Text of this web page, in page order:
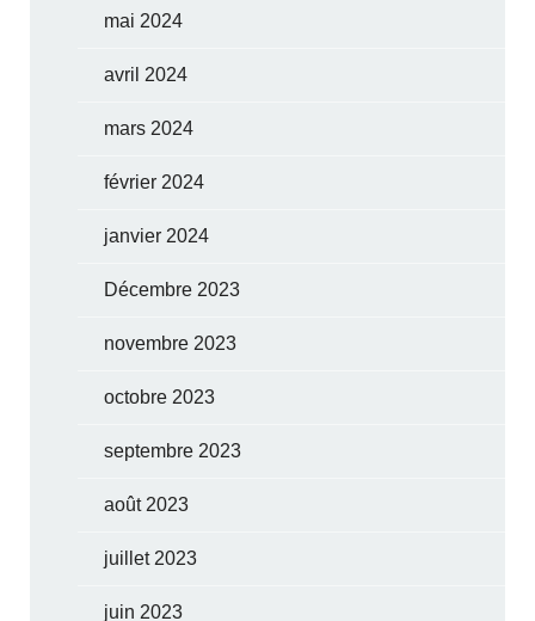
mai 2024
avril 2024
mars 2024
février 2024
janvier 2024
Décembre 2023
novembre 2023
octobre 2023
septembre 2023
août 2023
juillet 2023
juin 2023